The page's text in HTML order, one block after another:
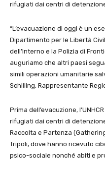
rifugiati dai centri di
“L’evacuazione di oggi è un
Dipartimento per le Libertà
dell’Interno e la Polizia di
auguriamo che altri paesi
simili operazioni umanitarie
Schilling, Rappresentante
Prima dell’evacuzione,
rifugiati dai centri di
Raccolta e Partenza
Tripoli, dove hanno ricevuto
psico-sociale nonché abiti e